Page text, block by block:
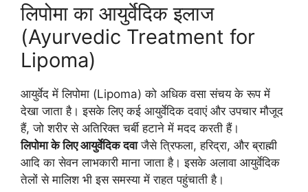
लिपोमा का आयुर्वेदिक इलाज
(Ayurvedic Treatment for
Lipoma)
आयुर्वेद में लिपोमा (Lipoma) को अधिक वसा संचय के रूप में
देखा जाता है। इसके लिए कई आयुर्वेदिक दवाएं और उपचार मौजूद
हैं, जो शरीर से अतिरिक्त चर्बी हटाने में मदद करती हैं।
लिपोमा के लिए आयुर्वेदिक दवाजैसे त्रिफला, हरिद्रा, और ब्राह्मी
आदि का सेवन लाभकारी माना जाता है। इसके अलावा आयुर्वेदिक
तेलों से मालिश भी इस समस्या में राहत पहुंचाती है।